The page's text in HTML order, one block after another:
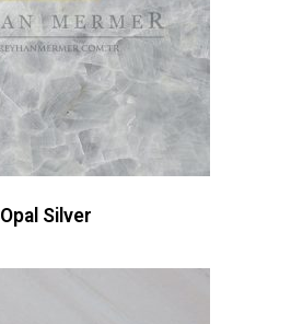
Opal Silver